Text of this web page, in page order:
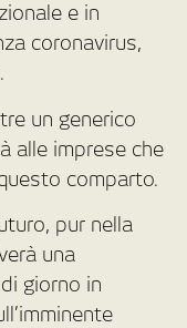
e in
coronavirus,
un generico
alle imprese che
comparto.
pur nella
una
giorno in